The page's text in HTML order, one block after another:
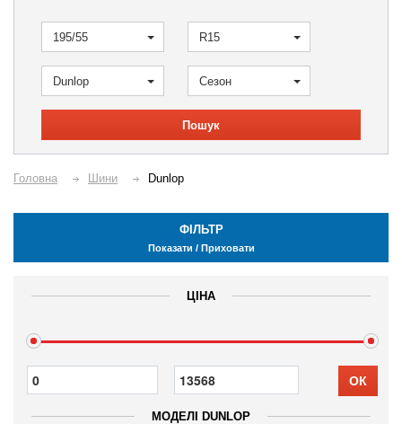
195/55 R15
Dunlop Сезон
Пошук
Головна Шини Dunlop
ФІЛЬТР
Показати / Приховати
ЦІНА
ОК
МОДЕЛІ DUNLOP